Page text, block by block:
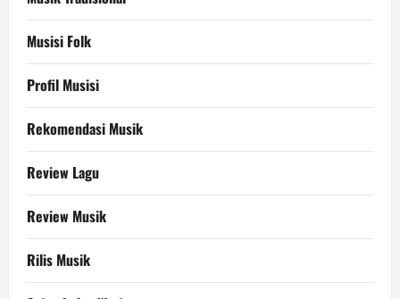
Musisi Folk
Profil Musisi
Rekomendasi Musik
Review Lagu
Review Musik
Rilis Musik